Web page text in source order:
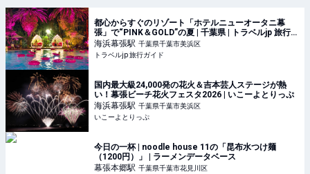
都心からすぐのリゾート「ホテルニューオータニ幕
張」で“PINK＆GOLD”の夏 | 千葉県 | トラベルjp 旅行ガ
イド
海浜幕張駅 千葉県千葉市美浜区
トラベルjp 旅行ガイド
国内最大級24,000発の花火＆吉本芸人ステージが熱
い！幕張ビーチ花火フェスタ2026 | いこーよとりっぷ
海浜幕張駅 千葉県千葉市美浜区
いこーよとりっぷ
今日の一杯 | noodle house 11の「昆布水つけ麺
（1200円）」 | ラーメンデータベース
幕張本郷駅 千葉県千葉市花見川区